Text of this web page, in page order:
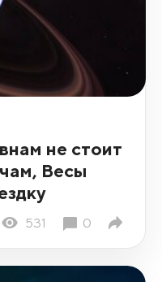
не стоит
Весы
531 0